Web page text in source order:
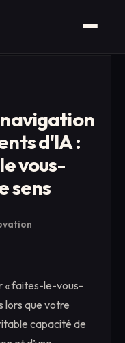
d'IA :
vous-
sens
« faites-le-vous-
lors que votre
capacité de